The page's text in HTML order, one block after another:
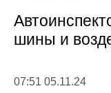
шины и
07:51 05.11.24